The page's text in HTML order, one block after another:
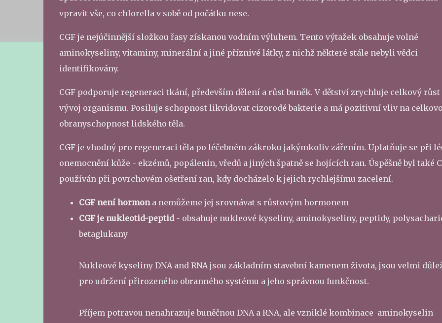
vpravit vše, co chlorella v sobě od počátku nese.
CGF je nejúčinnější složkou řasy získanou vodním výluhem. Tento výtažek obsahuje volné
aminokyseliny, vitaminy, minerální a jiné příznivé látky, z nichž některé stále nebyli vědci
identifikovány.
CGF podporuje regeneraci tkání, především dělení a růst buněk. V dětství zrychluje celkový růst
vývoj organismu. Posiluje schopnost likvidovat cizorodé bakterie a má pozitivní vliv na
obranyschopnost lidského těla.
CGF je vhodný pro regeneraci těla po léčebném zákroku jakýmkoliv zářením. Uplatňuje se při
onemocnění kůže - ekzémů, popálenin, vředů a jiných špatně se hojících ran. Úspěšně byl také
používán při povrchovém ošetření ran, kdy docházelo k jejich rychlejšímu zacelení.
CGF není hormona nemůžeme jej srovnávat s růstovým hormonem
CGF je nukleotid-peptid- obsahuje nukleové kyseliny, aminokyseliny, peptidy,
betaglukany
Nukleové kyseliny DNA and RNA jsou základním stavební kamenem života, jsou velmi
pro udržení přirozeného obranného systému a jeho správnou funkčnost.
Příjem potravou nenahrazuje buněčnou DNA a RNA, ale vzniklé kombinace aminokyselin